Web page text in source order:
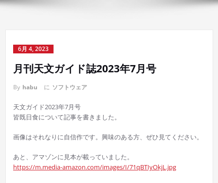
6月 4, 2023
月刊天文ガイド誌2023年7月号
By habu に ソフトウェア
天文ガイド2023年7月号
皆既日食について記事を書きました。
画像はそれなりに自信作です。興味のある方、ぜひ見てください。
あと、アマゾンに見本が載っていました。
https://m.media-amazon.com/images/I/71qBTIyOkjL.jpg